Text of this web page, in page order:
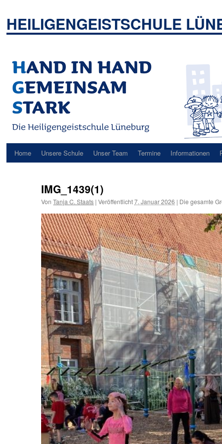
springen
HEILIGENGEISTSCHULE
Home Unsere Schule Unser Team Termine Informationen
IMG_1439(1)
Von Tanja C. Staats | Veröffentlicht 7. Januar 2026 | Die gesamte